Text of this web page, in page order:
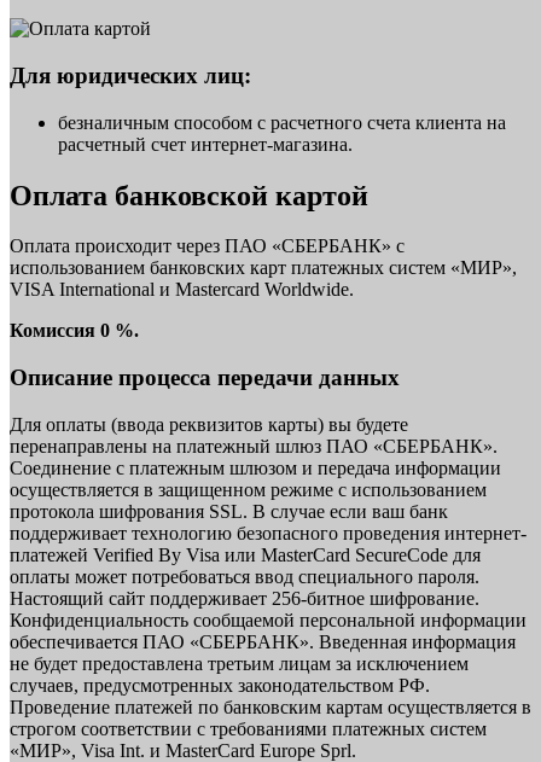
Для юридических лиц:
безналичным способом с расчетного счета клиента на
расчетный счет интернет-магазина.
Оплата банковской картой
Оплата происходит через ПАО «СБЕРБАНК» с
использованием банковских карт платежных систем «МИР»,
VISA International и Mastercard Worldwide.
Комиссия 0 %.
Описание процесса передачи данных
Для оплаты (ввода реквизитов карты) вы будете
перенаправлены на платежный шлюз ПАО «СБЕРБАНК».
Соединение с платежным шлюзом и передача информации
осуществляется в защищенном режиме с использованием
протокола шифрования SSL. В случае если ваш банк
поддерживает технологию безопасного проведения интернет-
платежей Verified By Visa или MasterCard SecureCode для
оплаты может потребоваться ввод специального пароля.
Настоящий сайт поддерживает 256-битное шифрование.
Конфиденциальность сообщаемой персональной информации
обеспечивается ПАО «СБЕРБАНК». Введенная информация
не будет предоставлена третьим лицам за исключением
случаев, предусмотренных законодательством РФ.
Проведение платежей по банковским картам осуществляется в
строгом соответствии с требованиями платежных систем
«МИР», Visa Int. и MasterCard Europe Sprl.